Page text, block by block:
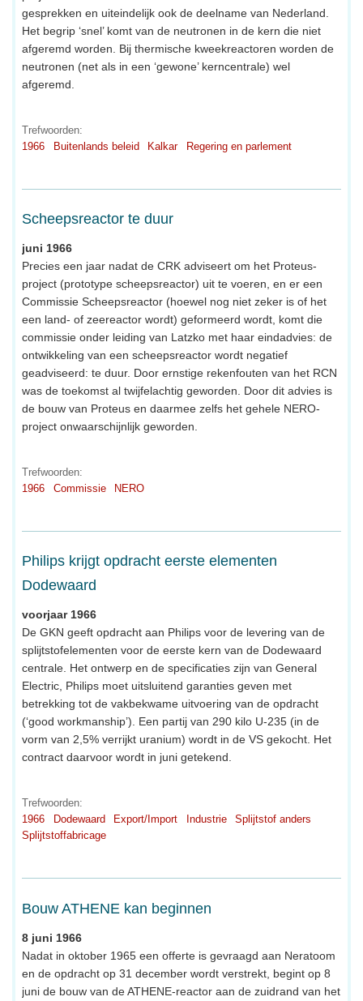
gesprekken en uiteindelijk ook de deelname van Nederland.
Het begrip ‘snel’ komt van de neutronen in de kern die niet
afgeremd worden. Bij thermische kweekreactoren worden de
neutronen (net als in een ‘gewone’ kerncentrale) wel
afgeremd.
Trefwoorden:
1966
Buitenlands beleid Kalkar Regering en parlement
Scheepsreactor te duur
juni 1966
Precies een jaar nadat de CRK adviseert om het Proteus-
project (prototype scheepsreactor) uit te voeren, en er een
Commissie Scheepsreactor (hoewel nog niet zeker is of het
een land- of zeereactor wordt) geformeerd wordt, komt die
commissie onder leiding van Latzko met haar eindadvies: de
ontwikkeling van een scheepsreactor wordt negatief
geadviseerd: te duur. Door ernstige rekenfouten van het RCN
was de toekomst al twijfelachtig geworden. Door dit advies is
de bouw van Proteus en daarmee zelfs het gehele NERO-
project onwaarschijnlijk geworden.
Trefwoorden:
1966
Commissie NERO
Philips krijgt opdracht eerste elementen
Dodewaard
voorjaar 1966
De GKN geeft opdracht aan Philips voor de levering van de
splijtstofelementen voor de eerste kern van de Dodewaard
centrale. Het ontwerp en de specificaties zijn van General
Electric, Philips moet uitsluitend garanties geven met
betrekking tot de vakbekwame uitvoering van de opdracht
(‘good workmanship’). Een partij van 290 kilo U-235 (in de
vorm van 2,5% verrijkt uranium) wordt in de VS gekocht. Het
contract daarvoor wordt in juni getekend.
Trefwoorden:
1966
Dodewaard Export/Import Industrie
Splijtstof anders
Splijtstoffabricage
Bouw ATHENE kan beginnen
8 juni 1966
Nadat in oktober 1965 een offerte is gevraagd aan Neratoom
en de opdracht op 31 december wordt verstrekt, begint op 8
juni de bouw van de ATHENE-reactor aan de zuidrand van het